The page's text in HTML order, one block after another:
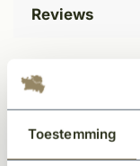
Toestemming
Reviews